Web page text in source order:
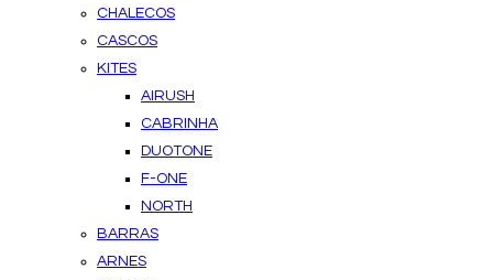
CHALECOS
CASCOS
KITES
AIRUSH
CABRINHA
DUOTONE
F-ONE
NORTH
BARRAS
ARNES